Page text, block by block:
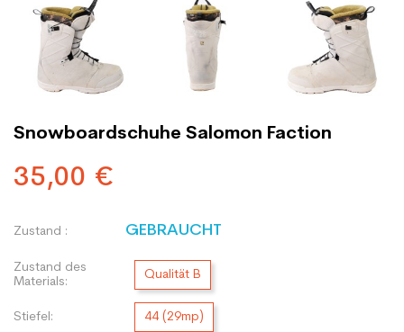
Snowboardschuhe Salomon Faction
35,00 €
Zustand : GEBRAUCHT
Zustand des
Materials:
Qualität B
Stiefel: 44 (29mp)